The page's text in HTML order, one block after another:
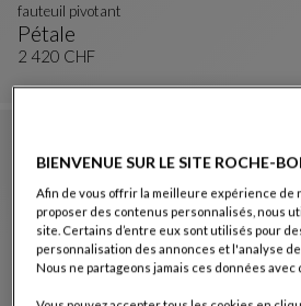
Pétale
Fauteuil Pivotant
Voir La Description Complète
fauteuil pivotant
2 420 CHF
BIENVENUE SUR LE SITE ROCHE-
Afin de vous offrir la meilleure expérience de
proposer des contenus personnalisés, nous
site. Certains d’entre eux sont utilisés pour
personnalisation des annonces et l'analyse
Nous ne partageons jamais ces données avec